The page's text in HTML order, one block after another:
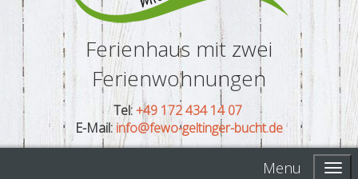
Ferienhaus mit zwei
Ferienwohnungen
Tel:+49 172 434 14 07
E-Mail: info@fewo-geltinger-bucht.de
Menu